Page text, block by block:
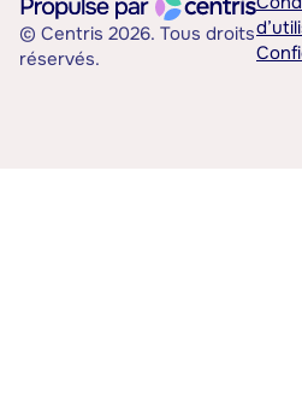
© Centris 2026. Tous droits
réservés.